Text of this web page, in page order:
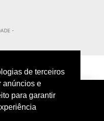
de terceiros
anúncios e
para garantir
-